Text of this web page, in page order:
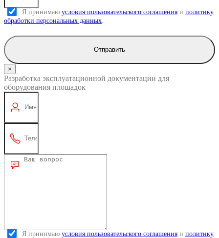
Я принимаю условия пользовательского соглашения и политику
обработки персональных данных
Отправить
×
Разработка эксплуатационной документации для
оборудования площадок
Я принимаю условия пользовательского соглашения и политику